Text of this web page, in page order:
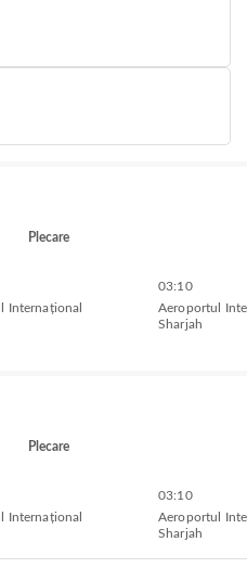
Plecare
Internațional
03:10
Aeroportul
Sharjah
Plecare
Internațional
03:10
Aeroportul
Sharjah